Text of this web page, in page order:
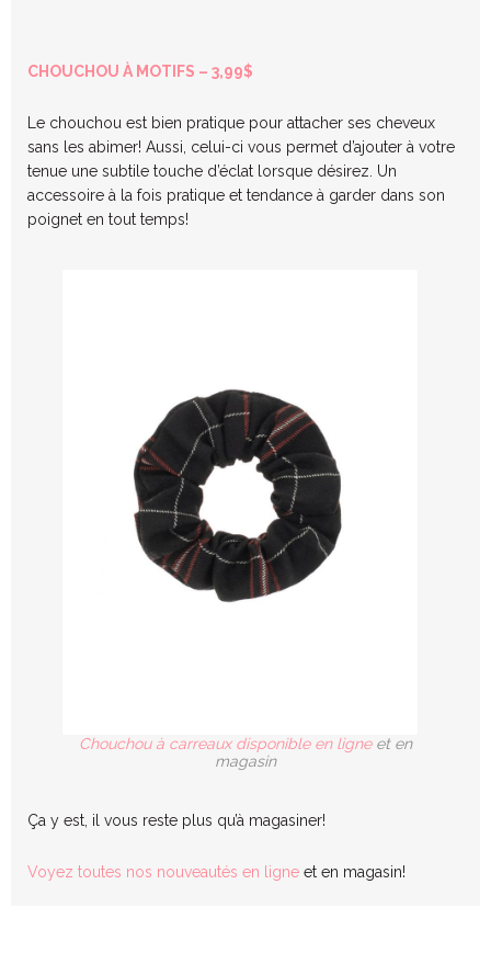
CHOUCHOU À MOTIFS – 3,99$
Le chouchou est bien pratique pour attacher ses cheveux
sans les abimer! Aussi, celui-ci vous permet d’ajouter à votre
tenue une subtile touche d’éclat lorsque désirez. Un
accessoire à la fois pratique et tendance à garder dans son
poignet en tout temps!
Chouchou à carreaux disponible en ligne et en
magasin
Ça y est, il vous reste plus qu’à magasiner!
Voyez toutes nos nouveautés en ligne et en magasin!